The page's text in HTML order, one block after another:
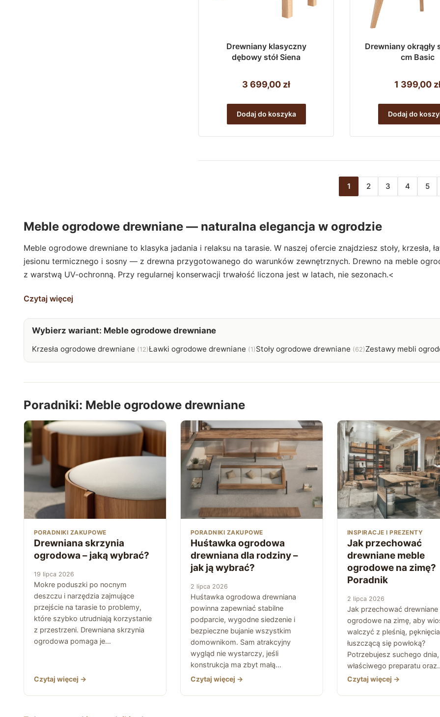
Drewniany klasyczny
dębowy stół Siena
3 699,00 zł
Dodaj do koszyka
Drewniany okrągły
cm Basic
1 399,00
Dodaj do
1 2 3 4 5
Meble ogrodowe drewniane — naturalna elegancja w ogrodzie
Meble ogrodowe drewniane to klasyka jadania i relaksu na tarasie. W naszej ofercie znajdziesz stoły, krzesła,
jesionu termicznego i sosny — z drewna przygotowanego do warunków zewnętrznych. Drewno na meble
z warstwą UV-ochronną. Przy regularnej konserwacji trwałość liczona jest w latach, nie sezonach.<
Czytaj więcej
Wybierz wariant: Meble ogrodowe drewniane
Krzesła ogrodowe drewniane (12)Ławki ogrodowe drewniane (1)Stoły ogrodowe drewniane (62)Zestawy mebli
Poradniki: Meble ogrodowe drewniane
PORADNIKI ZAKUPOWE
Drewniana skrzynia
ogrodowa – jaką wybrać?
19 lipca 2026
Mokre poduszki po nocnym
deszczu i narzędzia zajmujące
przejście na tarasie to problemy,
które szybko utrudniają korzystanie
z przestrzeni. Drewniana skrzynia
ogrodowa pomaga je…
Czytaj więcej →
PORADNIKI ZAKUPOWE
Huśtawka ogrodowa
drewniana dla rodziny –
jak ją wybrać?
2 lipca 2026
Huśtawka ogrodowa drewniana
powinna zapewniać stabilne
podparcie, wygodne siedzenie i
bezpieczne bujanie wszystkim
domownikom. Sam atrakcyjny
wygląd nie wystarczy, jeśli
konstrukcja ma zbyt małą…
Czytaj więcej →
INSPIRACJE I PREZENTY
Jak przechować
drewniane meble
ogrodowe na zimę?
Poradnik
2 lipca 2026
Jak przechować drewniane
ogrodowe na zimę, aby
walczyć z pleśnią,
łuszczącą się powłoką?
Potrzebujesz suchego dnia,
właściwego preparatu
Czytaj więcej →